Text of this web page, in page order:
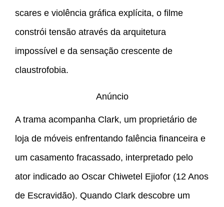
scares e violência gráfica explícita, o filme
constrói tensão através da arquitetura
impossível e da sensação crescente de
claustrofobia.
Anúncio
A trama acompanha Clark, um proprietário de
loja de móveis enfrentando falência financeira e
um casamento fracassado, interpretado pelo
ator indicado ao Oscar Chiwetel Ejiofor (12 Anos
de Escravidão). Quando Clark descobre um